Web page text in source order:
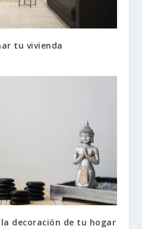
tu vivienda
decoración de tu hogar